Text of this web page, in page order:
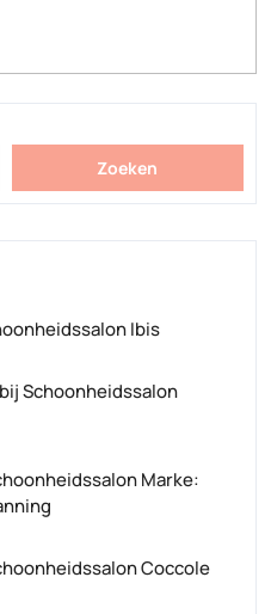
Zoeken
Ibis
Schoonheidssalon
Marke:
Coccole